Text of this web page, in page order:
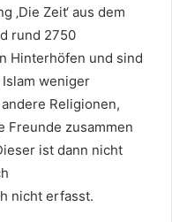
‚Die Zeit‘ aus dem
rund 2750
Hinterhöfen und sind
weniger
Religionen,
Freunde zusammen
ist dann nicht
nicht erfasst.